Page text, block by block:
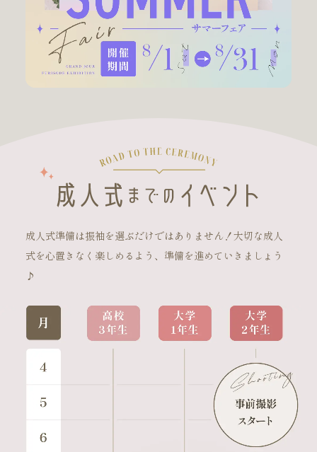
成人式準備は振袖を選ぶだけではありません！大切な成人
式を心置きなく楽しめるよう、準備を進めていきましょう
♪